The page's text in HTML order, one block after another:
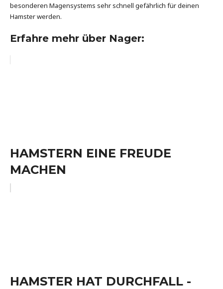
besonderen Magensystems sehr schnell gefährlich für deinen
Hamster werden.
Erfahre mehr über Nager:
HAMSTERN EINE FREUDE
MACHEN
HAMSTER HAT DURCHFALL -